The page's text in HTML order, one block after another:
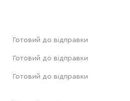
Готовий до відправки
Готовий до відправки
Готовий до відправки